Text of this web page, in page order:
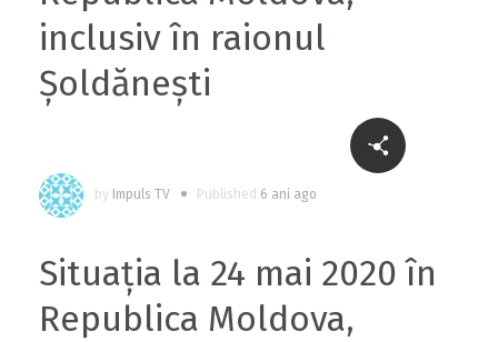
inclusiv în raionul
Șoldănești
by Impuls TV Published 6 ani ago
Situația la 24 mai 2020 în
Republica Moldova,